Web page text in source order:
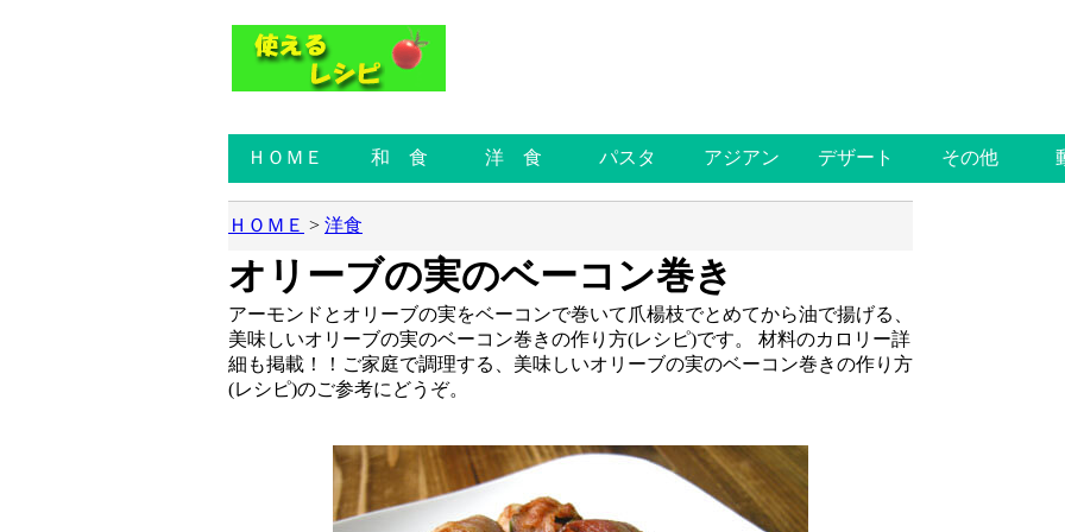
ＨＯＭＥ 和 食 洋 食 パスタ アジアン デザート その他
ＨＯＭＥ > 洋食
オリーブの実のベーコン巻き
アーモンドとオリーブの実をベーコンで巻いて爪楊枝でとめてから油で揚げる、
美味しいオリーブの実のベーコン巻きの作り方(レシピ)です。
材料のカロリー詳
細も掲載！！ご家庭で調理する、美味しいオリーブの実のベーコン巻きの作り方
(レシピ)のご参考にどうぞ。